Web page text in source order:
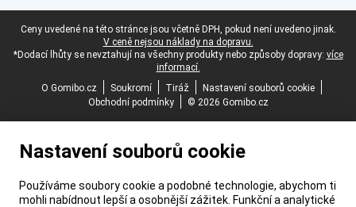
Právní zápatí
Ceny uvedené na této stránce jsou včetně DPH, pokud není uvedeno jinak.
V ceně nejsou náklady na dopravu.
*Dodací lhůty se nevztahují na všechny produkty nebo způsoby dopravy: více
informací.
O Gomibo.cz
Soukromí Tiráž
Nastavení souborů cookie
Obchodní podmínky
© 2026 Gomibo.cz
Nastavení souborů cookie
Používáme soubory cookie a podobné technologie, abychom ti
mohli nabídnout lepší a osobnější zážitek. Funkční a analytické